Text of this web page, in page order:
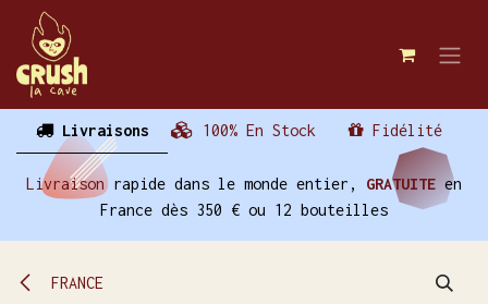
Se rendre au contenu
Livraisons 100% En Stock Fidélité
Livraison rapide dans le monde entier, GRATUITE en
France dès 350 € ou 12 bouteilles
FRANCE